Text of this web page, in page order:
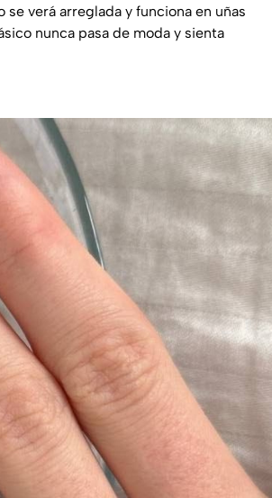
verá arreglada y funciona en uñas
nunca pasa de moda y sienta